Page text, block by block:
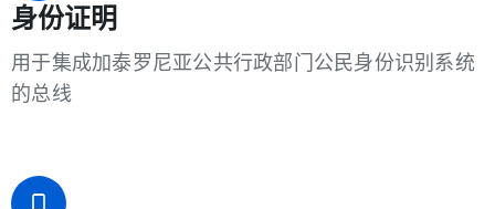
身份证明
用于集成加泰罗尼亚公共行政部门公民身份识别系统
的总线